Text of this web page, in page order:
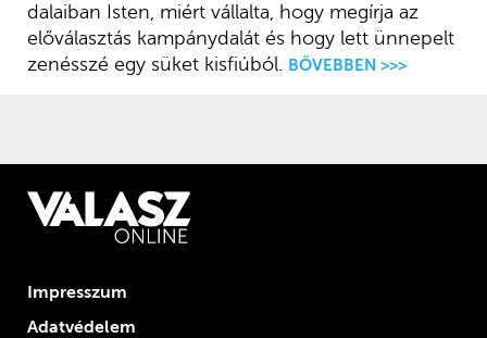
dalaiban Isten, miért vállalta, hogy megírja az
előválasztás kampánydalát és hogy lett ünnepelt
zenésszé egy süket kisfiúból. BŐVEBBEN >>>
Impresszum
Adatvédelem